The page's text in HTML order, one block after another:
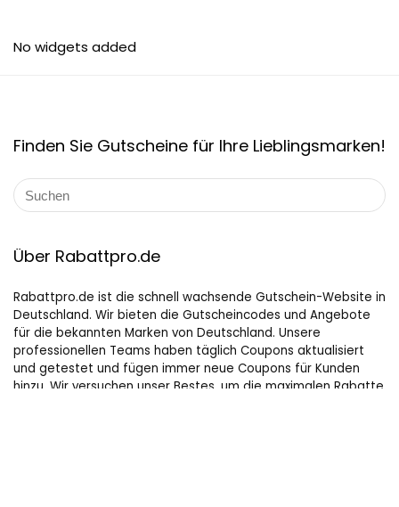
No widgets added
Finden Sie Gutscheine für Ihre Lieblingsmarken!
Über Rabattpro.de
Rabattpro.de ist die schnell wachsende Gutschein-Website in
Deutschland. Wir bieten die Gutscheincodes und Angebote
für die bekannten Marken von Deutschland. Unsere
professionellen Teams haben täglich Coupons aktualisiert
und getestet und fügen immer neue Coupons für Kunden
hinzu. Wir versuchen unser Bestes, um die maximalen Rabatte